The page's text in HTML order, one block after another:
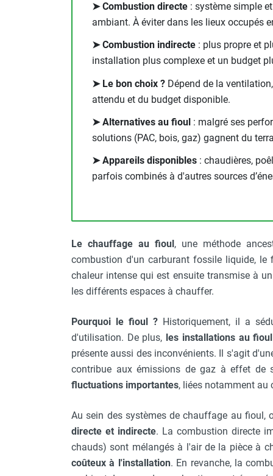
Chauffage d'atelier fixe au fioul et
Chauffage au fioul avec réservoir
intégré
citerne
Aérotherme au fioul
Chauffage polycombustible / huile
Chauffage d'atelier fixe avec brûleur
Chauffage d'atelier suspendu
Chauffage suspendu au fioul
Chauffage FARM au gaz
Chauffage d'atelier granulés / bois /
carton
Chaudière fixe à eau
Aérotherme fixe mural
Aérotherme au gaz
Aérotherme à eau chaude ou froide
Aérotherme au fioul
Aérotherme pompe à chaleur
(détente directe)
Chauffage mobile électrique, fioul et
Chauffage mobile électrique
Chauffage électrique soufflant
Chauffage haute température pour
étuvage industriel ou destruction
➤ Combustion directe : système simple
ambiant. À éviter dans les lieux occupés
➤ Combustion indirecte : plus propre et
installation plus complexe et un budget
➤ Le bon choix ? Dépend de la
attendu et du budget disponible.
➤ Alternatives au fioul : malgré ses
solutions (PAC, bois, gaz) gagnent du
➤ Appareils disponibles : chaudières,
parfois combinés à d'autres sources
Le chauffage au fioul, une méthode
combustion d'un carburant fossile liquide, le
chaleur intense qui est ensuite transmise à
les différents espaces à chauffer.
Pourquoi le fioul ? Historiquement, il a
d'utilisation. De plus, les installations au
présente aussi des inconvénients. Il s'agit
contribue aux émissions de gaz à effet de
fluctuations importantes, liées notamment au
Au sein des systèmes de chauffage au fioul,
directe et indirecte. La combustion directe
chauds) sont mélangés à l'air de la pièce à
coûteux à l'installation. En revanche, la